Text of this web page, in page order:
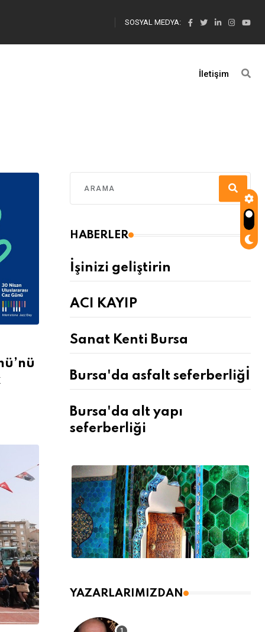
SOSYAL MEDYA:
İletişim
HABERLER
İşinizi geliştirin
ACI KAYIP
Sanat Kenti Bursa
Bursa'da asfalt seferberliğİ
Bursa'da alt yapı
seferberliği
YAZARLARIMIZDAN